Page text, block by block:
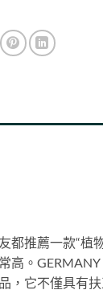
都推薦一款“植
高。GERMANY
，它不僅具有